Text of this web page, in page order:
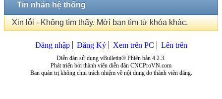
Tin nhắn hệ thống
Xin lỗi - Không tìm thấy. Mời bạn tìm từ khóa khác.
Đăng nhập Đăng Ký Xem trên PC Lên trên
Diễn đàn sử dụng vBulletin® Phiên bản 4.2.3.
Phát triển bởi thành viên diễn đàn CNCProVN.com
Ban quản trị không chịu trách nhiệm về nội dung do thành viên đăng.